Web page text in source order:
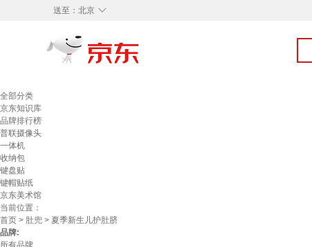
◇
送至： 北京
全部分类
京东知识库
品牌排行榜
普联摄像头
一体机
收纳包
键盘贴
键帽贴纸
京东美术馆
当前位置：
首页 > 肚兜 > 夏季新生儿护肚脐
品牌:
所有品牌